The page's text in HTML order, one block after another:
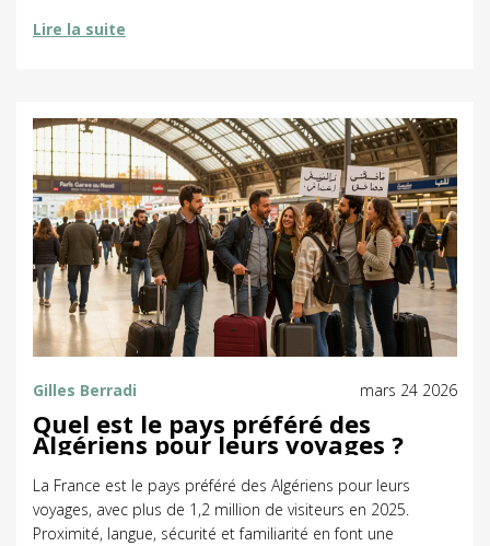
Lire la suite
Gilles Berradi mars 24 2026
Quel est le pays préféré des
Algériens pour leurs voyages ?
La France est le pays préféré des Algériens pour leurs
voyages, avec plus de 1,2 million de visiteurs en 2025.
Proximité, langue, sécurité et familiarité en font une